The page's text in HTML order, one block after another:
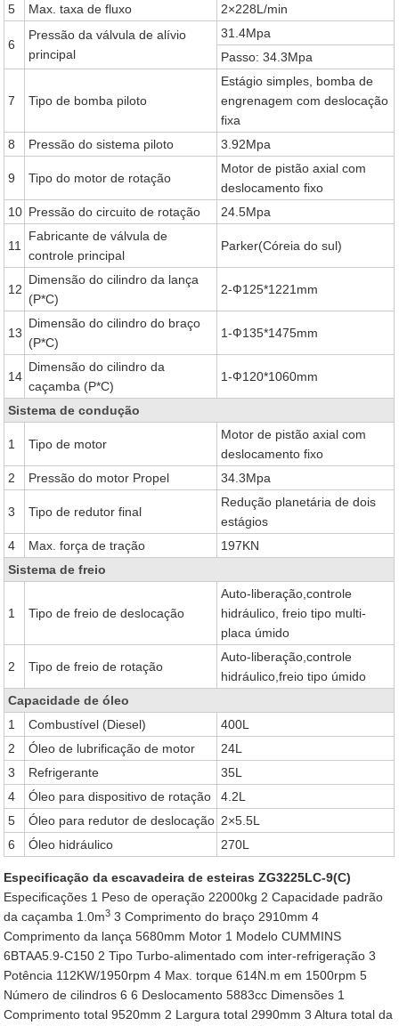
5 Max. taxa de fluxo 2×228L/min
6
Pressão da válvula de alívio
principal
31.4Mpa
Passo: 34.3Mpa
7 Tipo de bomba piloto
Estágio simples, bomba de
engrenagem com deslocação
fixa
8
Pressão do sistema piloto 3.92Mpa
9 Tipo do motor de rotação
Motor de pistão axial com
deslocamento fixo
10 Pressão do circuito de rotação 24.5Mpa
11
Fabricante de válvula de
controle principal
Parker(Córeia do sul)
12
Dimensão do cilindro da lança
(P*C)
2-Ф125*1221mm
13
Dimensão do cilindro do braço
(P*C)
1-Ф135*1475mm
14
Dimensão do cilindro da
caçamba (P*C)
1-Ф120*1060mm
Sistema de condução
1 Tipo de motor
Motor de pistão axial com
deslocamento fixo
2
Pressão do motor Propel 34.3Mpa
3 Tipo de redutor final
Redução planetária de dois
estágios
4
Max. força de tração
197KN
Sistema de freio
1 Tipo de freio de deslocação
Auto-liberação,controle
hidráulico, freio tipo multi-
placa úmido
2 Tipo de freio de rotação
Auto-liberação,controle
hidráulico,freio tipo úmido
Capacidade de óleo
1
Combustível (Diesel)
400L
2
Óleo de lubrificação de motor
24L
3
Refrigerante
35L
4
Óleo para dispositivo de rotação
4.2L
5
Óleo para redutor de deslocação 2×5.5L
6
Óleo hidráulico 270L
Especificação da escavadeira de esteiras ZG3225LC-9(C)
Especificações 1 Peso de operação 22000kg 2 Capacidade padrão
da caçamba 1.0m3 3 Comprimento do braço 2910mm 4
Comprimento da lança 5680mm Motor 1 Modelo CUMMINS
6BTAA5.9-C150 2 Tipo Turbo-alimentado com inter-refrigeração 3
Potência 112KW/1950rpm 4 Max. torque 614N.m em 1500rpm 5
Número de cilindros 6 6 Deslocamento 5883cc Dimensões 1
Comprimento total 9520mm 2 Largura total 2990mm 3 Altura total da